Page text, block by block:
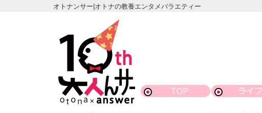
オトナンサー|オトナの教養エンタメバラエティー
TOP ライフ